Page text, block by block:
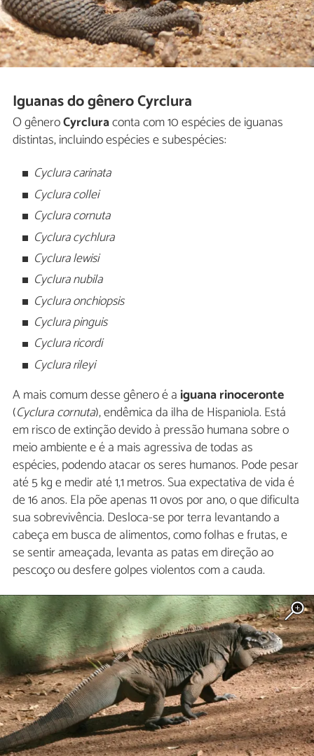
Iguanas do gênero Cyrclura
O gêneroCyrcluraconta com 10 espécies de iguanas
distintas, incluindo espécies e subespécies:
Cyclura carinata
Cyclura collei
Cyclura cornuta
Cyclura cychlura
Cyclura lewisi
Cyclura nubila
Cyclura onchiopsis
Cyclura pinguis
Cyclura ricordi
Cyclura rileyi
A mais comum desse gênero é a iguana rinoceronte
(Cyclura cornuta), endêmica da ilha de Hispaniola. Está
em risco de extinção devido à pressão humana sobre o
meio ambiente e é a mais agressiva de todas as
espécies, podendo atacar os seres humanos. Pode pesar
até 5 kg e medir até 1,1 metros. Sua expectativa de vida é
de 16 anos. Ela põe apenas 11 ovos por ano, o que dificulta
sua sobrevivência. Desloca-se por terra levantando a
cabeça em busca de alimentos, como folhas e frutas, e
se sentir ameaçada, levanta as patas em direção ao
pescoço ou desfere golpes violentos com a cauda.